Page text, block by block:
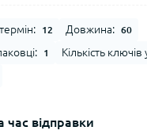
12 Довжина: 60
1 Кількість
час відправки